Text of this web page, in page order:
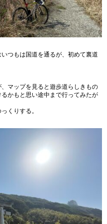
つもは国道を通るが、初めて裏道
マップを見ると遊歩道らしきもの
かもと思い途中まで行ってみたが
くりする。